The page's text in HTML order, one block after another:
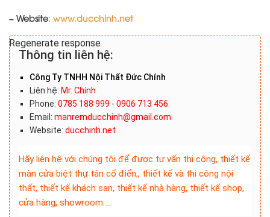
– Website: www.ducchinh.net
Regenerate response
Thông tin liên hệ:
Công Ty TNHH Nội Thất Đức Chính
Liên hệ: Mr. Chính
Phone: 0785 188 999 - 0906 713 456
Email:manremducchinh@gmail.com
Website:ducchinh.net
Hãy liên hệ với chúng tôi để được tư vấn thi công, thiết kế
màn cửa biệt thự tân cổ điển,, thiết kế và thi công nội
thất, thiết kế khách sạn, thiết kế nhà hàng, thiết kế shop,
cửa hàng, showroom …